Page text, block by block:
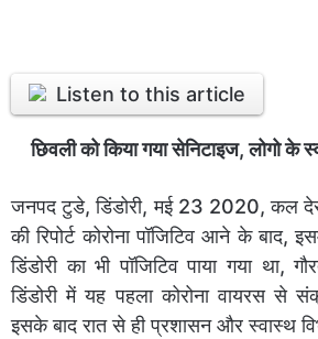
Listen to this article
छिवली को किया गया सेनिटाइज, लोगो के
जनपद टुडे, डिंडोरी, मई 23 2020, कल
की रिपोर्ट कोरोना पॉजिटिव आने के बाद,
डिंडोरी का भी पॉजिटिव पाया गया था,
डिंडोरी में यह पहला कोरोना वायरस से
इसके बाद रात से ही प्रशासन और स्वास्थ